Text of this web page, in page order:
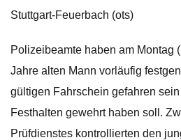
Stuttgart-Feuerbach (ots)
Polizeibeamte haben am Montag
Jahre alten Mann vorläufig
gültigen Fahrschein gefahren
Festhalten gewehrt haben soll.
Prüfdienstes kontrollierten den